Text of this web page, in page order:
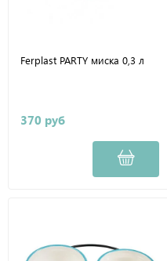
Ferplast PARTY миска 0,3 л
370 руб